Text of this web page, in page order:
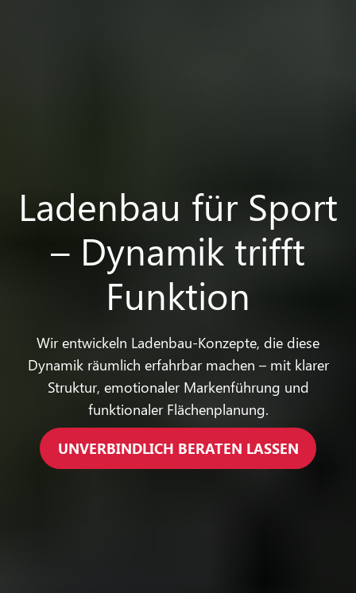
Ladenbau für Sport
– Dynamik trifft
Funktion
Wir entwickeln Ladenbau‑Konzepte, die diese
Dynamik räumlich erfahrbar machen – mit klarer
Struktur, emotionaler Markenführung und
funktionaler Flächenplanung.
UNVERBINDLICH BERATEN LASSEN